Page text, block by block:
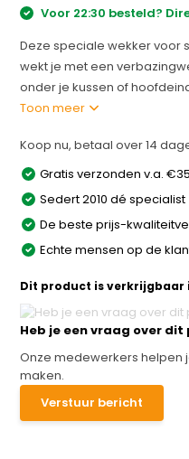
Voor 22:30 besteld?
Deze speciale wekker voor
wekt je met een
onder je kussen of
Toon meer
Koop nu, betaal over 14
Gratis verzonden v.a.
Sedert 2010 dé specialist
De beste prijs-
Echte mensen op de
Dit product is verkrijgbaar
Heb je een vraag over
Onze medewerkers helpen
maken.
Verstuur bericht